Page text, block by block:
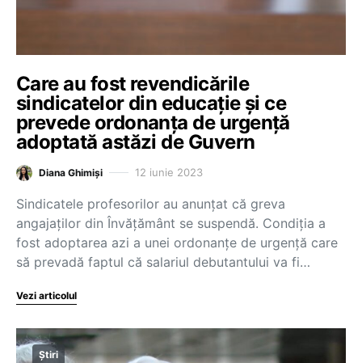
Care au fost revendicările
sindicatelor din educație și ce
prevede ordonanța de urgență
adoptată astăzi de Guvern
Diana Ghimiși 12 iunie 2023
Sindicatele profesorilor au anunțat că greva
angajaților din Învățământ se suspendă. Condiția a
fost adoptarea azi a unei ordonanțe de urgență care
să prevadă faptul că salariul debutantului va fi…
Vezi articolul
Știri